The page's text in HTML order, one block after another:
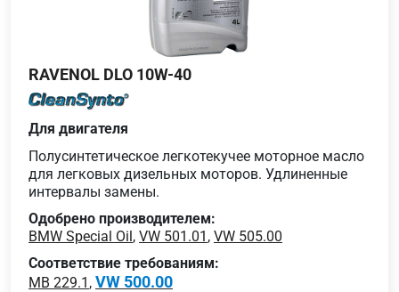
RAVENOL DLO 10W-40
Для двигателя
Полусинтетическое легкотекучее моторное масло
для легковых дизельных моторов. Удлиненные
интервалы замены.
Одобрено производителем:
BMW Special Oil, VW 501.01 , VW 505.00
Соответствие требованиям:
MB 229.1 , VW 500.00